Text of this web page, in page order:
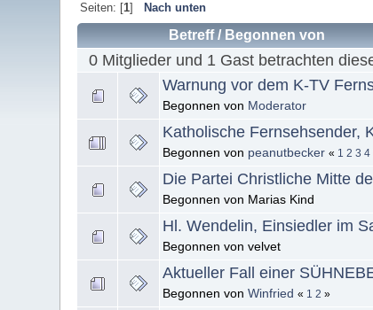
Seiten: [1] Nach unten
Betreff/ Begonnen von
0 Mitglieder und 1 Gast betrachten
Warnung vor dem K-TV
Begonnen von Moderator
Katholische Fernsehsender,
Begonnen von peanutbecker « 1 2 3 4
Die Partei Christliche Mitte
Begonnen von Marias Kind
Hl. Wendelin, Einsiedler im
Begonnen von velvet
Aktueller Fall einer
Begonnen vonWinfried « 1 2 »